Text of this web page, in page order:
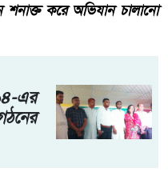
শনাক্ত করে অভিযান চালানো
এর